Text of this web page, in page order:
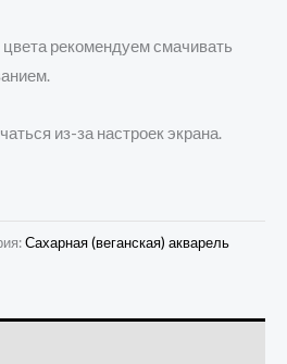
рекомендуем смачивать
из-за настроек экрана.
Сахарная (веганская) акварель